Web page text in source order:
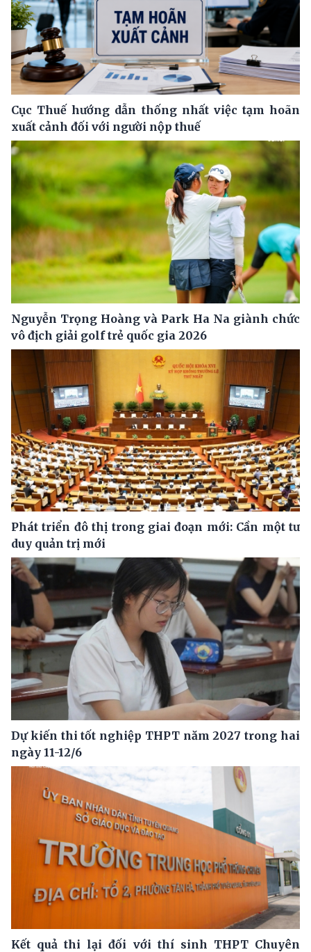
Cục Thuế hướng dẫn thống nhất việc tạm hoãn
xuất cảnh đối với người nộp thuế
Nguyễn Trọng Hoàng và Park Ha Na giành chức
vô địch giải golf trẻ quốc gia 2026
Phát triển đô thị trong giai đoạn mới: Cần một tư
duy quản trị mới
Dự kiến thi tốt nghiệp THPT năm 2027 trong hai
ngày 11-12/6
Kết quả thi lại đối với thí sinh THPT Chuyên